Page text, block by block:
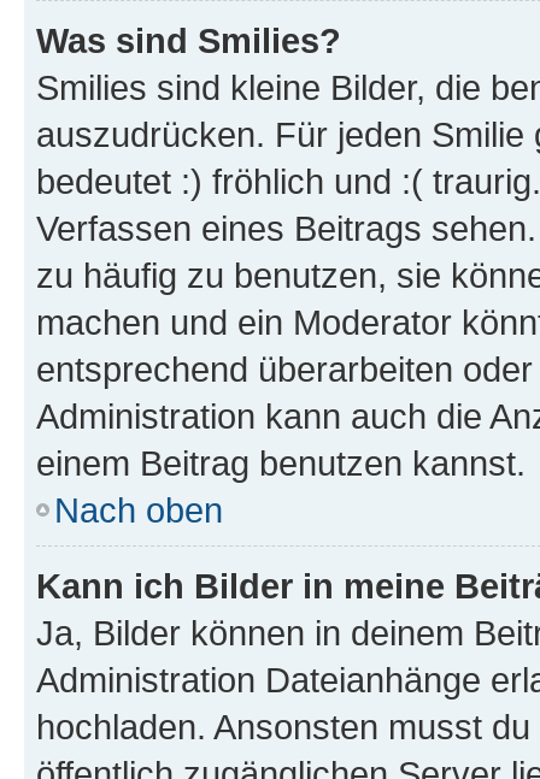
Was sind Smilies?
Smilies sind kleine Bilder, die
auszudrücken. Für jeden
bedeutet :) fröhlich und :(
Verfassen eines Beitrags
zu häufig zu benutzen, sie
machen und ein Moderator
entsprechend überarbeiten
Administration kann auch die
einem Beitrag benutzen kannst.
Nach oben
Kann ich Bilder in meine
Ja, Bilder können in deinem
Administration Dateianhänge
hochladen. Ansonsten musst